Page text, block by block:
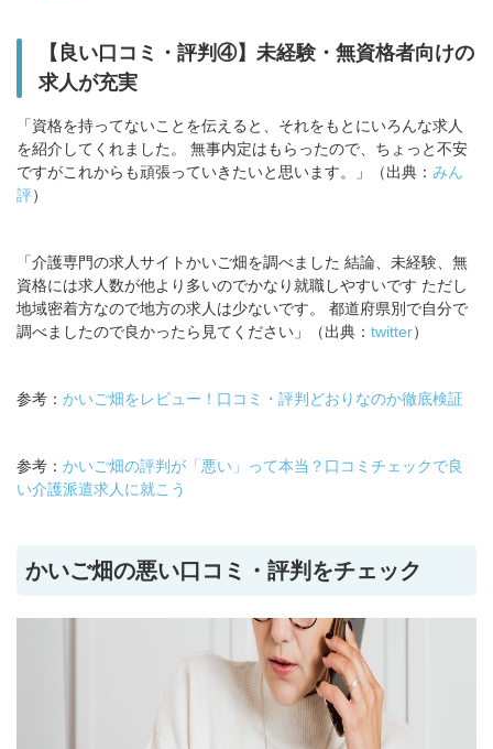
【良い口コミ・評判④】未経験・無資格者向けの
求人が充実
「資格を持ってないことを伝えると、それをもとにいろんな求人
を紹介してくれました。 無事内定はもらったので、ちょっと不安
ですがこれからも頑張っていきたいと思います。」（出典： みん
評）
「介護専門の求人サイトかいご畑を調べました 結論、未経験、無
資格には求人数が他より多いのでかなり就職しやすいです ただし
地域密着方なので地方の求人は少ないです。 都道府県別で自分で
調べましたので良かったら見てください」（出典： twitter）
参考： かいご畑をレビュー！口コミ・評判どおりなのか徹底検証
参考： かいご畑の評判が「悪い」って本当？口コミチェックで良
い介護派遣求人に就こう
かいご畑の悪い口コミ・評判をチェック